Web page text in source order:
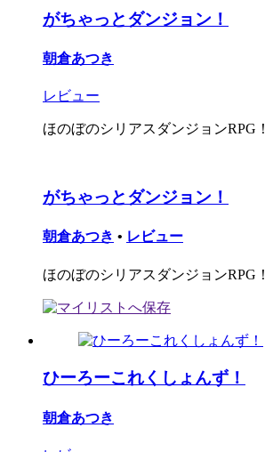
がちゃっとダンジョン！
朝倉あつき
レビュー
ほのぼのシリアスダンジョンRPG！
がちゃっとダンジョン！
朝倉あつき • レビュー
ほのぼのシリアスダンジョンRPG！
ひーろーこれくしょんず！
朝倉あつき